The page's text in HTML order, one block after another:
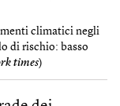
climatici negli
di rischio: basso
times)